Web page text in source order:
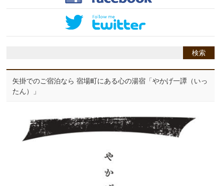
矢掛でのご宿泊なら 宿場町にある心の湯宿「やかげ一譚（いっ
たん）」